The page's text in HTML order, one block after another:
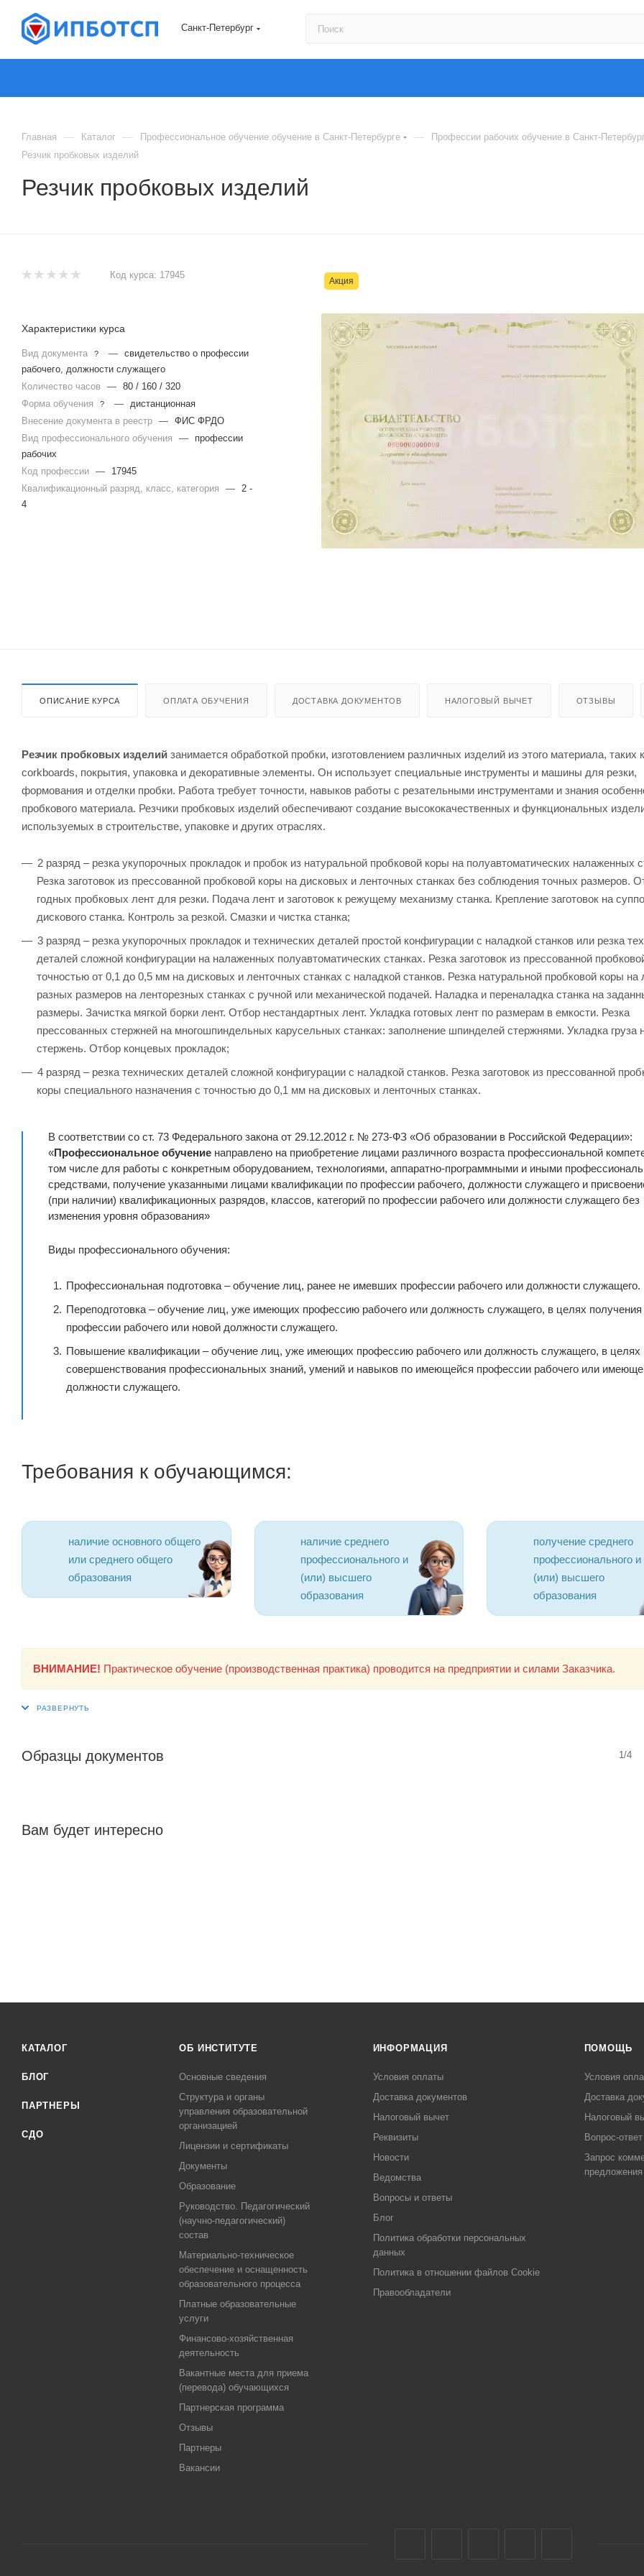
Санкт-Петербург
Главная — Каталог — Профессиональное обучение обучение в Санкт-Петербурге —
Профессии рабочих обучение в Санкт-
Резчик пробковых изделий
Резчик пробковых изделий
Акция
Код курса: 17945
Характеристики курса
Вид документа ? — свидетельство о профессии
рабочего, должности служащего
Количество часов
— 80 / 160 / 320
Форма обучения
? —
дистанционная
Внесение документа в реестр — ФИС ФРДО
Вид профессионального обучения
—
профессии
рабочих
Код профессии —
17945
Квалификационный разряд, класс, категория
—
2 -
4
ОПИСАНИЕ КУРСА ОПЛАТА ОБУЧЕНИЯ ДОСТАВКА ДОКУМЕНТОВ НАЛОГОВЫЙ ВЫЧЕТ ОТЗЫВЫ
Резчик пробковых изделий занимается обработкой пробки, изготовлением различных изделий из этого материала, таких
corkboards, покрытия, упаковка и декоративные элементы. Он использует специальные инструменты и машины для резки,
формования и отделки пробки. Работа требует точности, навыков работы с резательными инструментами и знания
пробкового материала. Резчики пробковых изделий обеспечивают создание высококачественных и функциональных
используемых в строительстве, упаковке и других отраслях.
2 разряд – резка укупорочных прокладок и пробок из натуральной пробковой коры на полуавтоматических налаженных
Резка заготовок из прессованной пробковой коры на дисковых и ленточных станках без соблюдения точных размеров.
годных пробковых лент для резки. Подача лент и заготовок к режущему механизму станка. Крепление заготовок на
дискового станка. Контроль за резкой. Смазки и чистка станка;
3 разряд – резка укупорочных прокладок и технических деталей простой конфигурации с наладкой станков или резка
деталей сложной конфигурации на налаженных полуавтоматических станках. Резка заготовок из прессованной
точностью от 0,1 до 0,5 мм на дисковых и ленточных станках с наладкой станков. Резка натуральной пробковой коры на
разных размеров на ленторезных станках с ручной или механической подачей. Наладка и переналадка станка на
размеры. Зачистка мягкой борки лент. Отбор нестандартных лент. Укладка готовых лент по размерам в емкости. Резка
прессованных стержней на многошпиндельных карусельных станках: заполнение шпинделей стержнями. Укладка груза
стержень. Отбор концевых прокладок;
4 разряд – резка технических деталей сложной конфигурации с наладкой станков. Резка заготовок из прессованной
коры специального назначения с точностью до 0,1 мм на дисковых и ленточных станках.
В соответствии со ст. 73 Федерального закона от 29.12.2012 г. № 273-ФЗ «Об образовании в Российской Федерации»:
«Профессиональное обучение направлено на приобретение лицами различного возраста профессиональной
том числе для работы с конкретным оборудованием, технологиями, аппаратно-программными и иными
средствами, получение указанными лицами квалификации по профессии рабочего, должности служащего и
(при наличии) квалификационных разрядов, классов, категорий по профессии рабочего или должности служащего без
изменения уровня образования»
Виды профессионального обучения:
Профессиональная подготовка – обучение лиц, ранее не имевших профессии рабочего или должности служащего.
Переподготовка – обучение лиц, уже имеющих профессию рабочего или должность служащего, в целях получения
профессии рабочего или новой должности служащего.
Повышение квалификации – обучение лиц, уже имеющих профессию рабочего или должность служащего, в целях
совершенствования профессиональных знаний, умений и навыков по имеющейся профессии рабочего или
должности служащего.
Требования к обучающимся:
наличие основного общего
или среднего общего
образования
наличие среднего
профессионального и
(или) высшего
образования
получение среднего
профессионального и
(или) высшего
образования
ВНИМАНИЕ! Практическое обучение (производственная практика) проводится на предприятии и силами Заказчика.
Образцы документов 1/4
Вам будет интересно
КАТАЛОГ
БЛОГ
ПАРТНЕРЫ
СДО
ОБ ИНСТИТУТЕ
Основные сведения
Структура и органы
управления образовательной
организацией
Лицензии и сертификаты
Документы
Образование
Руководство. Педагогический
(научно-педагогический)
состав
Материально-техническое
обеспечение и оснащенность
образовательного процесса
Платные образовательные
услуги
Финансово-хозяйственная
деятельность
Вакантные места для приема
(перевода) обучающихся
Партнерская программа
Отзывы
Партнеры
Вакансии
ИНФОРМАЦИЯ
Условия оплаты
Доставка документов
Налоговый вычет
Реквизиты
Новости
Ведомства
Вопросы и ответы
Блог
Политика обработки персональных
данных
Политика в отношении файлов Cookie
Правообладатели
ПОМОЩЬ
Условия
Доставка
Налоговый
Вопрос-ответ
Запрос
предложения